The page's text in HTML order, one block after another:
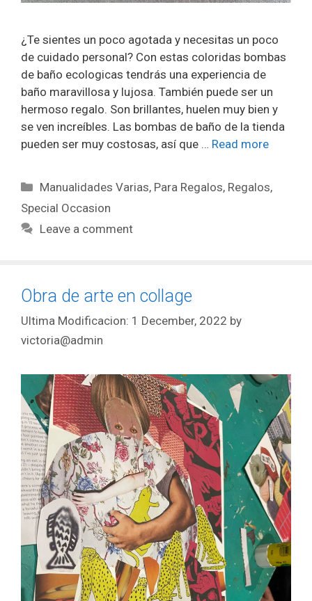
¿Te sientes un poco agotada y necesitas un poco
de cuidado personal? Con estas coloridas bombas
de baño ecologicas tendrás una experiencia de
baño maravillosa y lujosa. También puede ser un
hermoso regalo. Son brillantes, huelen muy bien y
se ven increíbles. Las bombas de baño de la tienda
pueden ser muy costosas, así que … Read more
Manualidades Varias, Para Regalos, Regalos,
Special Occasion
Leave a comment
Obra de arte en collage
1 December, 2022 by
victoria@admin